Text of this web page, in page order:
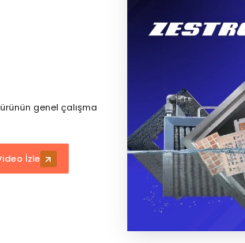
genel çalışma
İzle